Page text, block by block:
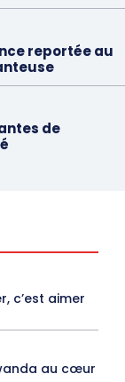
reportée au
de
c’est aimer
au cœur